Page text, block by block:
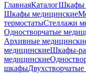
ГлавнаяКаталогШкафы
Шкафы медицинские
термостатыСтеллажи
Одностворчатые
Архивные
медицинскиеШкафы-
медицинские
шкафы